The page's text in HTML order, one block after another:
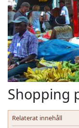
Shopping
Relaterat innehåll